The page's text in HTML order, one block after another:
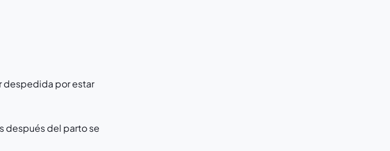
despedida por estar
después del parto se